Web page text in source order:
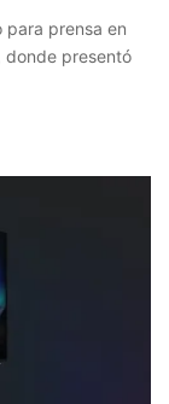
para prensa en
donde presentó